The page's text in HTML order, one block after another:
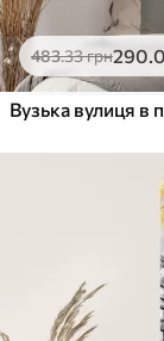
Еко-
Від .00грн
✓Яскраві,
Поверхня з
Екологічний
483.33грн290